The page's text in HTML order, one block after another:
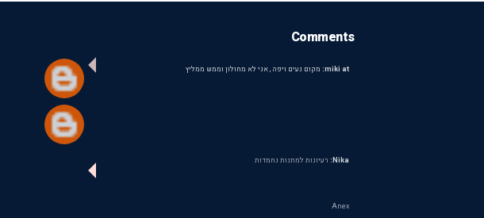
Comments
miki at: מקום נעים ויפה , אני לא מחולון וממש ממליץ
Nika: רעיונות למתנות נחמדות
Anex